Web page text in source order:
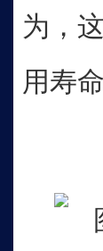
为，
用寿